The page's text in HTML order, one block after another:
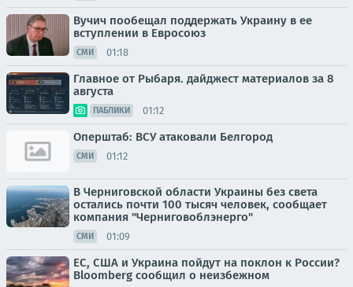
Вучич пообещал поддержать Украину в ее
вступлении в Евросоюз
СМИ 01:18
Главное от Рыбаря. дайджест материалов за 8
августа
ПАБЛИКИ 01:12
Оперштаб: ВСУ атаковали Белгород
СМИ 01:12
В Черниговской области Украины без света
остались почти 100 тысяч человек, сообщает
компания "Черниговоблэнерго"
СМИ 01:09
ЕС, США и Украина пойдут на поклон к России?
Bloomberg сообщил о неизбежном